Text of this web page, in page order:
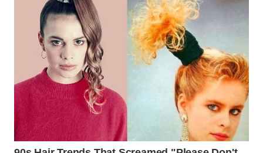
NATUNA
WN
BINTAN
WN
MANDALIKA
WN
LIKUPANG